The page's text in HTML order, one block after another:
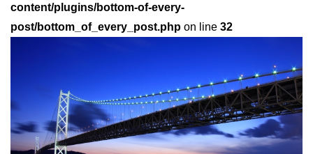
content/plugins/bottom-of-every-
post/bottom_of_every_post.php on line 32